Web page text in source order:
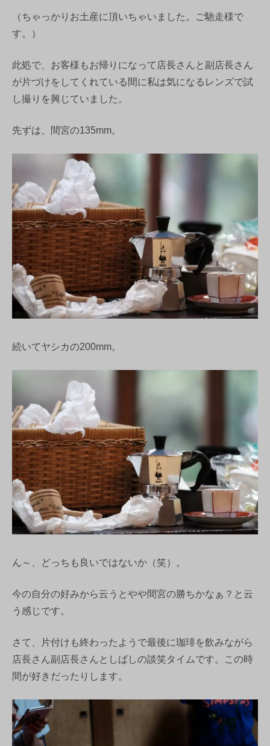
（ちゃっかりお土産に頂いちゃいました。ご馳走様で
す。）
此処で、お客様もお帰りになって店長さんと副店長さん
が片づけをしてくれている間に私は気になるレンズで試
し撮りを興じていました。
先ずは、間宮の135mm。
続いてヤシカの200mm。
ん～、どっちも良いではないか（笑）。
今の自分の好みから云うとやや間宮の勝ちかなぁ？と云
う感じです。
さて、片付けも終わったようで最後に珈琲を飲みながら
店長さん副店長さんとしばしの談笑タイムです。この時
間が好きだったりします。